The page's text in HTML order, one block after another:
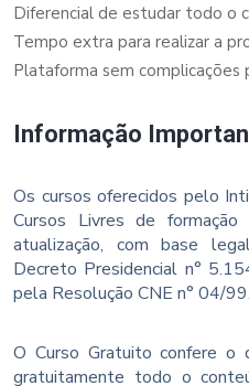
Diferencial de estudar todo o
Tempo extra para realizar a
Plataforma sem complicações
Informação
Os cursos oferecidos pelo
Cursos Livres de formação
atualização, com base
Decreto Presidencial n°
pela Resolução CNE n° 04/99.
O Curso Gratuito confere o
gratuitamente todo o